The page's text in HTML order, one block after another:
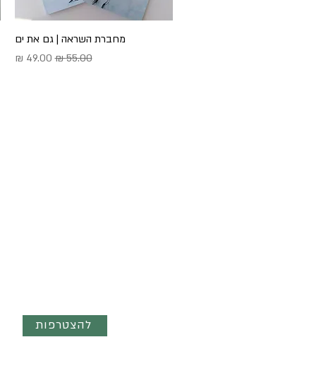
תצוגה מהירה
מחברת השראה | גם את ים
מחיר רגיל‏55.00 ‏₪ מחיר מבצע
להצטרפות